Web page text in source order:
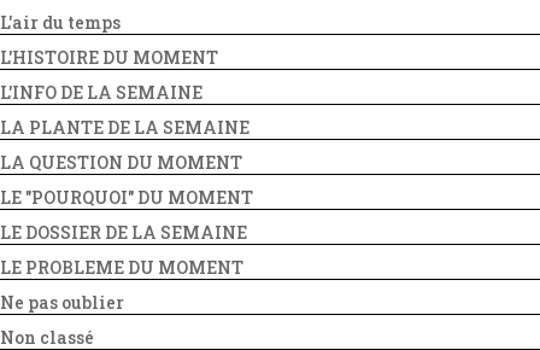
L'air du temps
L'HISTOIRE DU MOMENT
L'INFO DE LA SEMAINE
LA PLANTE DE LA SEMAINE
LA QUESTION DU MOMENT
LE "POURQUOI" DU MOMENT
LE DOSSIER DE LA SEMAINE
LE PROBLEME DU MOMENT
Ne pas oublier
Non classé